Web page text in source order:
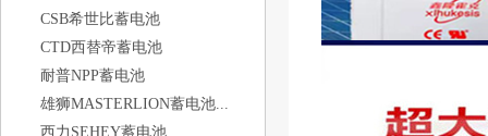
CSB希世比蓄电池
CTD西替帝蓄电池
耐普NPP蓄电池
雄狮MASTERLION蓄电池...
西力SEHEY蓄电池